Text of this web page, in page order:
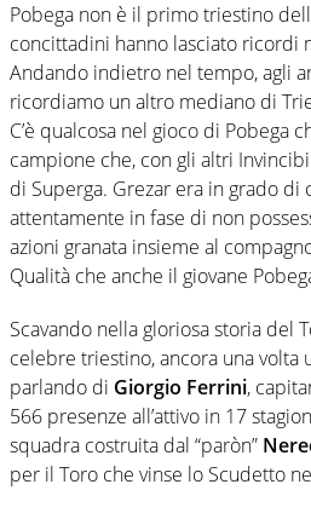
Pobega non è il primo triestino
concittadini hanno lasciato ricordi
Andando indietro nel tempo, agli
ricordiamo un altro mediano di
C’è qualcosa nel gioco di Pobega
campione che, con gli altri
di Superga. Grezar era in grado
attentamente in fase di non
azioni granata insieme al
Qualità che anche il giovane
Scavando nella gloriosa storia del
celebre triestino, ancora una volta
parlando di Giorgio Ferrini,
566 presenze all’attivo in 17
squadra costruita dal “paròn”
per il Toro che vinse lo Scudetto